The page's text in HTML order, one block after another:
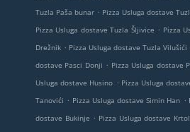
Tuzla Paša bunar . Pizza Usluga dostave
Pizza Usluga dostave Tuzla Šljivice . Pizza
Drežnik . Pizza Usluga dostave Tuzla Vilušići
dostave Pasci Donji . Pizza Usluga dostave
Usluga dostave Husino . Pizza Usluga
Tanovići . Pizza Usluga dostave Simin Han .
dostave Bukinje . Pizza Usluga dostave